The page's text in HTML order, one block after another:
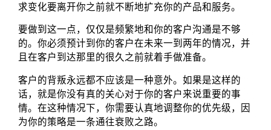
求变化要离开你之前就不断地扩充你的产品和服务。
要做到这一点，仅仅是频繁地和你的客户沟通是不够
的。你必须预计到你的客户在未来一到两年的情况，并
且在客户到达那里的很久之前就着手做准备。
客户的背叛永远都不应该是一种意外。如果是这样的
话，就是你没有真的关心对于你的客户来说重要的事
情。在这种情况下，你需要认真地调整你的优先级，因
为你的策略是一条通往衰败之路。